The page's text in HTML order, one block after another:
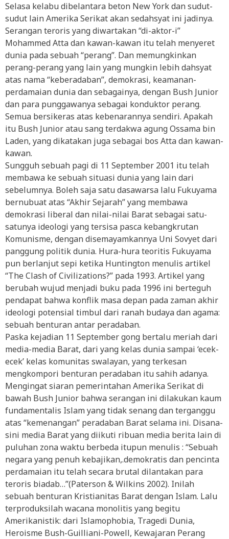
Selasa kelabu dibelantara beton New York dan sudut-
sudut lain Amerika Serikat akan sedahsyat ini jadinya.
Serangan teroris yang diwartakan “di-aktor-i”
Mohammed Atta dan kawan-kawan itu telah menyeret
dunia pada sebuah “perang”. Dan memungkinkan
perang-perang yang lain yang mungkin lebih dahsyat
atas nama “keberadaban”, demokrasi, keamanan-
perdamaian dunia dan sebagainya, dengan Bush Junior
dan para punggawanya sebagai konduktor perang.
Semua bersikeras atas kebenarannya sendiri. Apakah
itu Bush Junior atau sang terdakwa agung Ossama bin
Laden, yang dikatakan juga sebagai bos Atta dan kawan-
kawan.
Sungguh sebuah pagi di 11 September 2001 itu telah
membawa ke sebuah situasi dunia yang lain dari
sebelumnya. Boleh saja satu dasawarsa lalu Fukuyama
bernubuat atas “Akhir Sejarah” yang membawa
demokrasi liberal dan nilai-nilai Barat sebagai satu-
satunya ideologi yang tersisa pasca kebangkrutan
Komunisme, dengan disemayamkannya Uni Sovyet dari
panggung politik dunia. Hura-hura teoritis Fukuyama
pun berlanjut sepi ketika Huntington menulis artikel
“The Clash of Civilizations?” pada 1993. Artikel yang
berubah wujud menjadi buku pada 1996 ini berteguh
pendapat bahwa konflik masa depan pada zaman akhir
ideologi potensial timbul dari ranah budaya dan agama:
sebuah benturan antar peradaban.
Paska kejadian 11 September gong bertalu meriah dari
media-media Barat, dari yang kelas dunia sampai ‘ecek-
ecek’ kelas komunitas swalayan, yang terkesan
mengkompori benturan peradaban itu sahih adanya.
Mengingat siaran pemerintahan Amerika Serikat di
bawah Bush Junior bahwa serangan ini dilakukan kaum
fundamentalis Islam yang tidak senang dan terganggu
atas “kemenangan” peradaban Barat selama ini. Disana-
sini media Barat yang diikuti ribuan media berita lain di
puluhan zona waktu berbeda itupun menulis : “Sebuah
negara yang penuh kebajikan,.demokratis dan pencinta
perdamaian itu telah secara brutal dilantakan para
teroris biadab…”(Paterson & Wilkins 2002). Inilah
sebuah benturan Kristianitas Barat dengan Islam. Lalu
terproduksilah wacana monolitis yang begitu
Amerikanistik: dari Islamophobia, Tragedi Dunia,
Heroisme Bush-Guilliani-Powell, Kewajaran Perang